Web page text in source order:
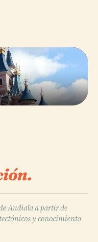
Audiala a partir de
y conocimiento